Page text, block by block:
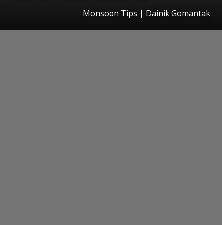
Monsoon Tips | Dainik Gomantak